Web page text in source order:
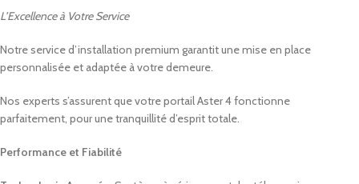
L’Excellence à Votre Service
Notre service d’installation premium garantit une mise en place
personnalisée et adaptée à votre demeure.
Nos experts s’assurent que votre portail Aster 4 fonctionne
parfaitement, pour une tranquillité d’esprit totale.
Performance et Fiabilité